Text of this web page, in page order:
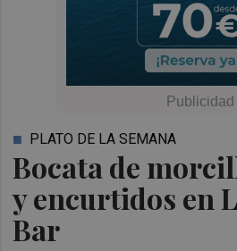
Bocata de
y encurtidos en
Bar
PLATO DE LA SEMANA